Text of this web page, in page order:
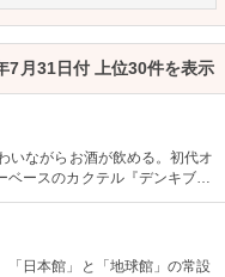
7月31日付 上位30件を表示
いながらお酒が飲める。初代オ
ベースのカクテル『デンキブラ
ュー。一人でも気軽に入れるの
非立ち寄りたい。
「日本館」と「地球館」の常設